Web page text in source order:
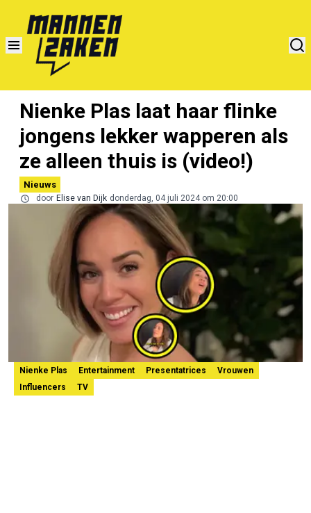
Nienke Plas laat haar flinke
jongens lekker wapperen als
ze alleen thuis is (video!)
Nieuws
door Elise van Dijk donderdag, 04 juli 2024 om 20:00
Nienke Plas Entertainment Presentatrices
Vrouwen
Influencers
TV